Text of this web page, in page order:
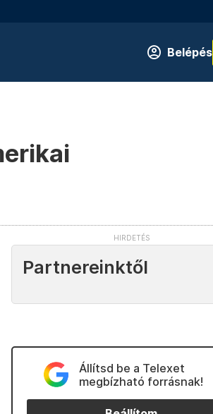
Belépés
Partnereinktől
Állítsd be a Telexet
megbízható forrásnak!